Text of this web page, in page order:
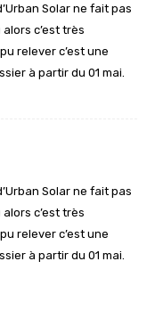
Solar ne fait pas
c’est très
relever c’est une
à partir du 01 mai.
Solar ne fait pas
c’est très
relever c’est une
à partir du 01 mai.